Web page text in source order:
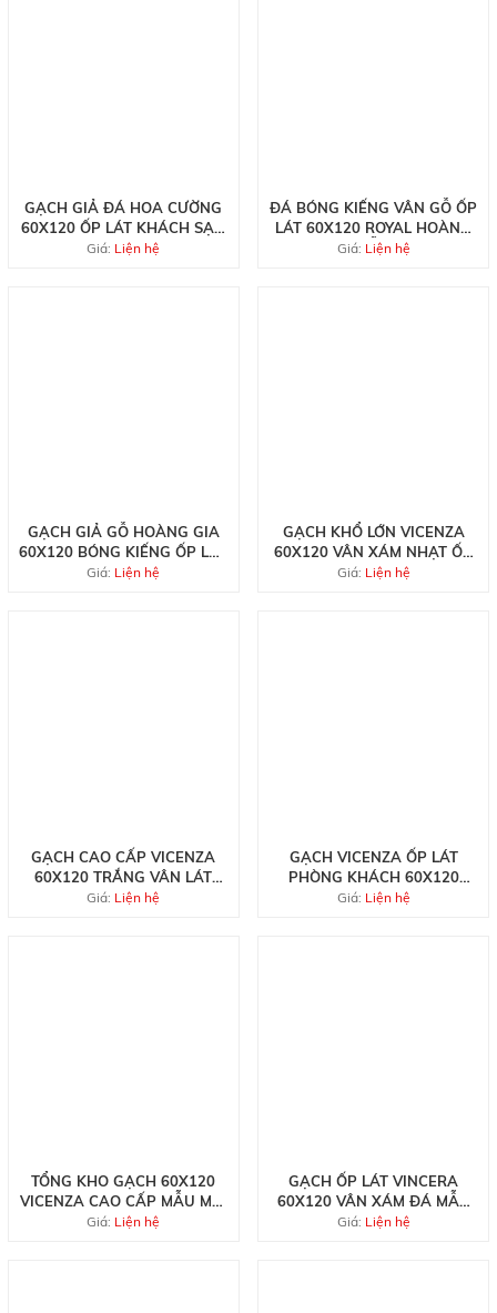
GẠCH GIẢ ĐÁ HOA CƯỜNG
60X120 ỐP LÁT KHÁCH SẠN
CAO CẤP
Giá: Liện hệ
ĐÁ BÓNG KIẾNG VÂN GỖ ỐP
LÁT 60X120 ROYAL HOÀNG
GIA MẪU MỚI
Giá: Liện hệ
GẠCH GIẢ GỖ HOÀNG GIA
60X120 BÓNG KIẾNG ỐP LÁT
QUẦY TIẾP TÂN
Giá: Liện hệ
GẠCH KHỔ LỚN VICENZA
60X120 VÂN XÁM NHẠT ỐP
LÁT BIỆT THỰ CAO CẤP
Giá: Liện hệ
GẠCH CAO CẤP VICENZA
60X120 TRẮNG VÂN LÁT
NỀN NHÀ HÀNG BÁN CHẠY
Giá: Liện hệ
GẠCH VICENZA ỐP LÁT
PHÒNG KHÁCH 60X120
BÓNG KIẾNG VÂN XÁM GIẢ
Giá: Liện hệ
TỔNG KHO GẠCH 60X120
VICENZA CAO CẤP MẪU MỚI
TẠI HCM
Giá: Liện hệ
GẠCH ỐP LÁT VINCERA
60X120 VÂN XÁM ĐÁ MẪU
MỚI TẠI QUÂN 7
Giá: Liện hệ